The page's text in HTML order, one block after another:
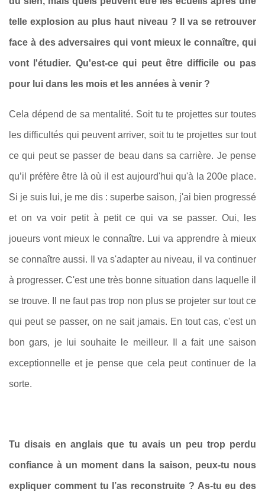
telle explosion au plus haut niveau ? Il va se retrouver
face à des adversaires qui vont mieux le connaître, qui
vont l'étudier. Qu'est-ce qui peut être difficile ou pas
pour lui dans les mois et les années à venir ?
Cela dépend de sa mentalité. Soit tu te projettes sur toutes
les difficultés qui peuvent arriver, soit tu te projettes sur tout
ce qui peut se passer de beau dans sa carrière. Je pense
qu’il préfère être là où il est aujourd'hui qu'à la 200e place.
Si je suis lui, je me dis : superbe saison, j'ai bien progressé
et on va voir petit à petit ce qui va se passer. Oui, les
joueurs vont mieux le connaître. Lui va apprendre à mieux
se connaître aussi. Il va s'adapter au niveau, il va continuer
à progresser. C'est une très bonne situation dans laquelle il
se trouve. Il ne faut pas trop non plus se projeter sur tout ce
qui peut se passer, on ne sait jamais. En tout cas, c'est un
bon gars, je lui souhaite le meilleur. Il a fait une saison
exceptionnelle et je pense que cela peut continuer de la
sorte.
Tu disais en anglais que tu avais un peu trop perdu
confiance à un moment dans la saison, peux-tu nous
expliquer comment tu l’as reconstruite ? As-tu eu des